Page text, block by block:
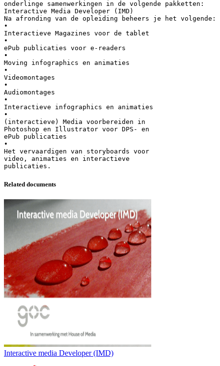
onderlinge samenwerkingen in de volgende pakketten:
Interactive Media Developer (IMD)
Na afronding van de opleiding beheers je het volgende:
•
Interactieve Magazines voor de tablet
•
ePub publicaties voor e-readers
•
Moving infographics en animaties
•
Videomontages
•
Audiomontages
•
Interactieve infographics en animaties
•
(interactieve) Media voorbereiden in
Photoshop en Illustrator voor DPS- en
ePub publicaties
•
Het vervaardigen van storyboards voor
video, animaties en interactieve
Related documents
Interactive media Developer (IMD)